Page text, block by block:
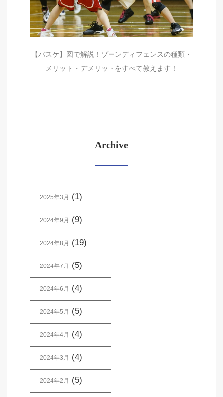
【バスケ】図で解説！ゾーンディフェンスの種類・
メリット・デメリットをすべて教えます！
Archive
2025年3月 (1)
2024年9月 (9)
2024年8月 (19)
2024年7月 (5)
2024年6月 (4)
2024年5月 (5)
2024年4月 (4)
2024年3月 (4)
2024年2月 (5)